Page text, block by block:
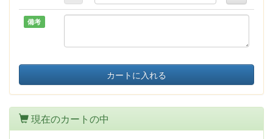
備考
カートに入れる
現在のカートの中